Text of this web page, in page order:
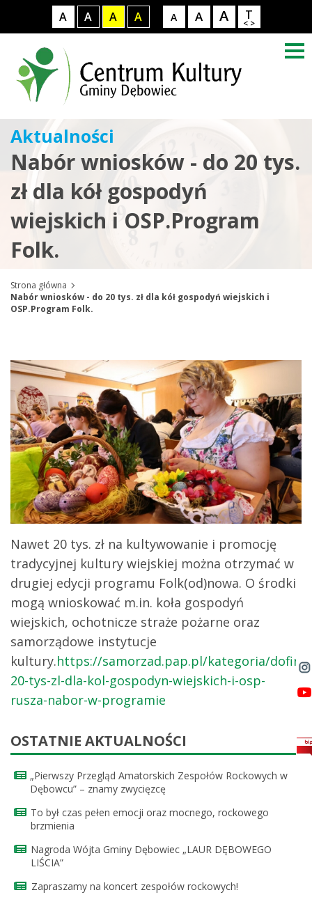
A A A A A A A T
< >
Aktualności
Nabór wniosków - do 20 tys.
zł dla kół gospodyń
wiejskich i OSP.Program
Folk.
Strona główna
Nabór wniosków - do 20 tys. zł dla kół gospodyń wiejskich i
OSP.Program Folk.
Nawet 20 tys. zł na kultywowanie i promocję
tradycyjnej kultury wiejskiej można otrzymać w
drugiej edycji programu Folk(od)nowa. O środki
mogą wnioskować m.in. koła gospodyń
wiejskich, ochotnicze straże pożarne oraz
samorządowe instytucje
kultury.https://samorzad.pap.pl/kategoria/
20-tys-zl-dla-kol-gospodyn-wiejskich-i-osp-
rusza-nabor-w-programie
OSTATNIE AKTUALNOŚCI
„Pierwszy Przegląd Amatorskich Zespołów Rockowych w
Dębowcu” – znamy zwycięzcę
To był czas pełen emocji oraz mocnego, rockowego
brzmienia
Nagroda Wójta Gminy Dębowiec „LAUR DĘBOWEGO
LIŚCIA”
Zapraszamy na koncert zespołów rockowych!